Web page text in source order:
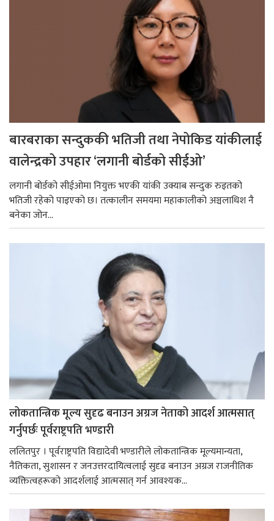
बारबराका सन्दुककी भतिजी तथा नेपोकिड यांकीलाई
वालेन्द्रको उपहार ‘लगानी बोर्डको सीईओ’
लगानी बोर्डको सीईओमा नियुक्त भएकी यांकी उक्याब सन्दुक रुइतको
भतिजी रहेको पाइएको छ। तत्कालीन समयमा महाकालीको अञ्चलाधिश नै
बनेका जोन...
लोकतान्त्रिक मूल्य सुदृढ बनाउन अग्रज नेताको आदर्श आत्मसात्
गर्नुपर्छः पूर्वराष्ट्रपति भण्डारी
ललितपुर । पूर्वराष्ट्रपति विद्यादेवी भण्डारीले लोकतान्त्रिक मूल्यमान्यता,
नैतिकता, सुशासन र जनउत्तरदायित्वलाई सुदृढ बनाउन अग्रज राजनीतिक
व्यक्तित्वहरूको आदर्शलाई आत्मसात् गर्न आवश्यक...